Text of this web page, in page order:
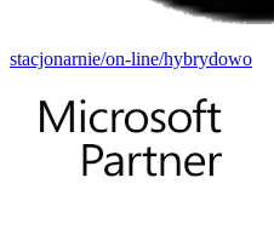
stacjonarnie/on-line/hybrydowo